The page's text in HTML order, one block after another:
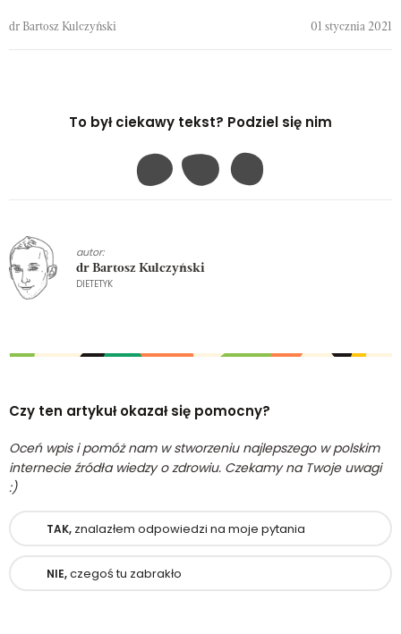
dr Bartosz Kulczyński 01 stycznia 2021
To był ciekawy tekst? Podziel się nim
autor:
dr Bartosz Kulczyński
DIETETYK
Czy ten artykuł okazał się pomocny?
Oceń wpis i pomóż nam w stworzeniu najlepszego w polskim
internecie źródła wiedzy o zdrowiu. Czekamy na Twoje uwagi
:)
TAK, znalazłem odpowiedzi na moje pytania
NIE,czegoś tu zabrakło